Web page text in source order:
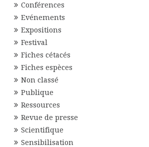
Conférences
Evénements
Expositions
Festival
Fiches cétacés
Fiches espèces
Non classé
Publique
Ressources
Revue de presse
Scientifique
Sensibilisation